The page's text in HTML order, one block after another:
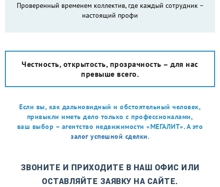
Проверенный временем коллектив, где каждый сотрудник –
настоящий профи
Честность, открытость, прозрачность – для нас
превыше всего.
Если вы, как дальновидный и обстоятельный человек,
привыкли иметь дело только с профессионалами,
ваш выбор – агентство недвижимости «МЕГАЛИТ». А это
залог успешной сделки.
ЗВОНИТЕ И ПРИХОДИТЕ В НАШ ОФИС ИЛИ
ОСТАВЛЯЙТЕ ЗАЯВКУ НА САЙТЕ.